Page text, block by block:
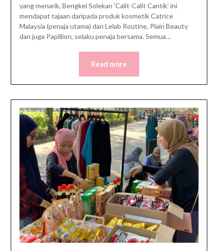
yang menarik, Bengkel Solekan ‘Calit-Calit Cantik’ ini
mendapat tajaan daripada produk kosmetik Catrice
Malaysia (penaja utama) dan Lelab Routine, Plain Beauty
dan juga Papillion, selaku penaja bersama. Semua…
Read more